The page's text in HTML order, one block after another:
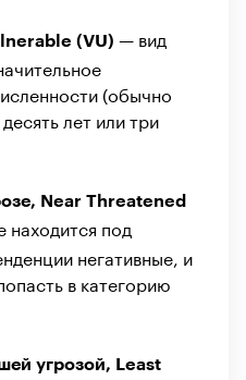
(VU) — вид
(обычно
лет или три
Near Threatened
находится под
негативные, и
в категорию
угрозой, Least